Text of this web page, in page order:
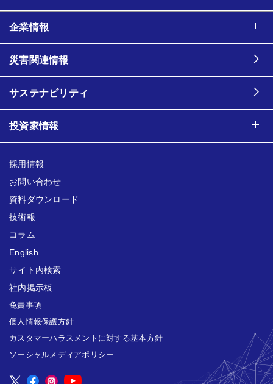
企業情報
災害関連情報
サステナビリティ
投資家情報
採用情報
お問い合わせ
資料ダウンロード
技術報
コラム
English
サイト内検索
社内掲示板
免責事項
個人情報保護方針
カスタマーハラスメントに対する基本方針
ソーシャルメディアポリシー